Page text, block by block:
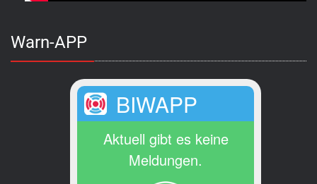
Warn-APP
BIWAPP
Aktuell gibt es keine
Meldungen.